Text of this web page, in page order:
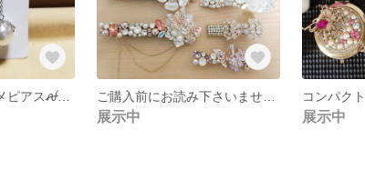
Flowerブーケアシメピアスꫛꫀꪝ✧‧˚ ご購入前にお読み下さいませ(❁ᴗ͈ˬᴗ͈))
展示中
コンパク
展示中